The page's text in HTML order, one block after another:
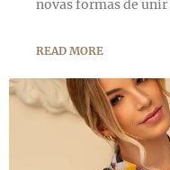
novas formas de unir
READ MORE